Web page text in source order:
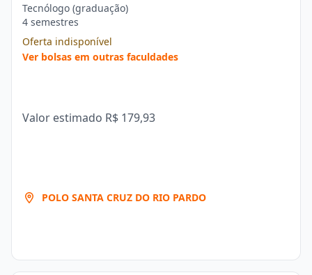
Tecnólogo (graduação)
4 semestres
Oferta indisponível
Ver bolsas em outras faculdades
Valor estimado R$ 179,93
POLO SANTA CRUZ DO RIO PARDO